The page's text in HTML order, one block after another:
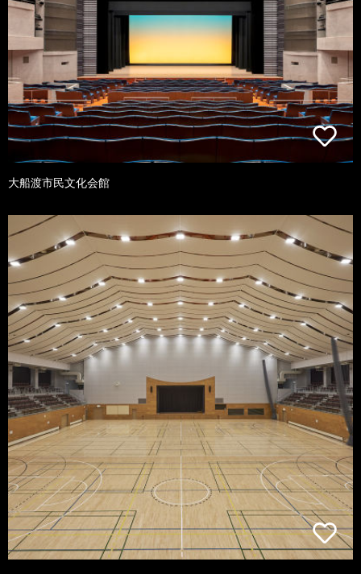
大船渡市民文化会館